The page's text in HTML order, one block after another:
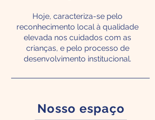
Hoje, caracteriza-se pelo
reconhecimento local à qualidade
elevada nos cuidados com as
crianças, e pelo processo de
desenvolvimento institucional.
Nosso espaço